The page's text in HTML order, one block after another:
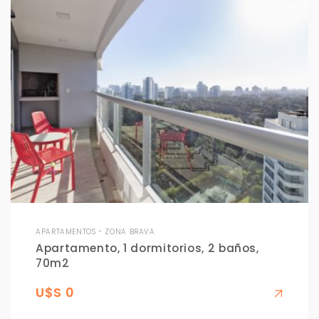
APARTAMENTOS - ZONA BRAVA
Apartamento, 1 dormitorios, 2 baños,
70m2
U$S 0